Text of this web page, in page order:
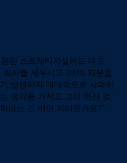
민 스트래티지샐러드 대표
사를 세우시고 100% 지분을
발생하자 대대적으로 사과하
생각을 가지고 그리 하신 것
라는 건 어떤 의미인가요?”
에 있어 큰 특징…